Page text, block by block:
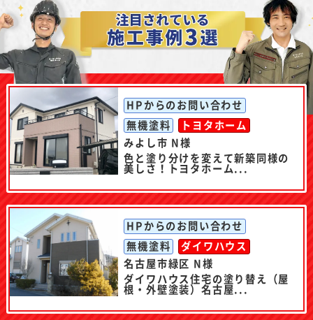
HPからのお問い合わせ
無機塗料
トヨタホーム
みよし市 N様
色と塗り分けを変えて新築同様の
美しさ！トヨタホーム...
HPからのお問い合わせ
無機塗料
ダイワハウス
名古屋市緑区 N様
ダイワハウス住宅の塗り替え（屋
根・外壁塗装）名古屋...